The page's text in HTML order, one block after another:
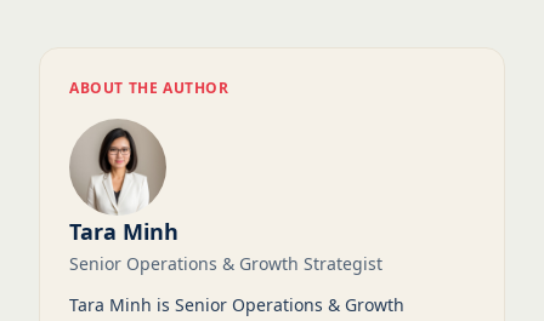
ABOUT THE AUTHOR
Tara Minh
Senior Operations & Growth Strategist
Tara Minh is Senior Operations & Growth